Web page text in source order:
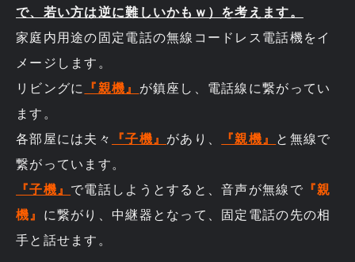
で、若い方は逆に難しいかもｗ）を考えます。
家庭内用途の固定電話の無線コードレス電話機をイ
メージします。
リビングに
『親機』 が鎮座し、電話線に繋がってい
ます。
各部屋には夫々
『子機』 があり、 『親機』 と無線で
繋がっています。
『子機』 で電話しようとすると、音声が無線で 『親
機』 に繋がり、中継器となって、固定電話の先の相
手と話せます。